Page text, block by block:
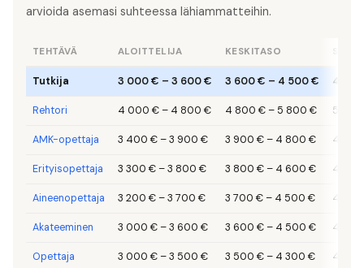
arvioida asemasi suhteessa lähiammatteihin.
TEHTÄVÄ ALOITTELIJA KESKITASO
Tutkija 3 000 € – 3 600 € 3 600 € – 4 500 € 4
Rehtori 4 000 €– 4 800 € 4 800 €– 5 800 € 5
AMK-opettaja 3 400 €–3 900 € 3 900 €– 4 800 € 4
Erityisopettaja 3 300 €–3 800 € 3 800 €– 4 600 € 4
Aineenopettaja 3 200 €–3 700 € 3 700 €– 4 500 € 4
Akateeminen 3 000 €–3 600 € 3 600 €– 4 500 € 4
Opettaja 3 000 €–3 500 € 3 500 €– 4 300 € 4